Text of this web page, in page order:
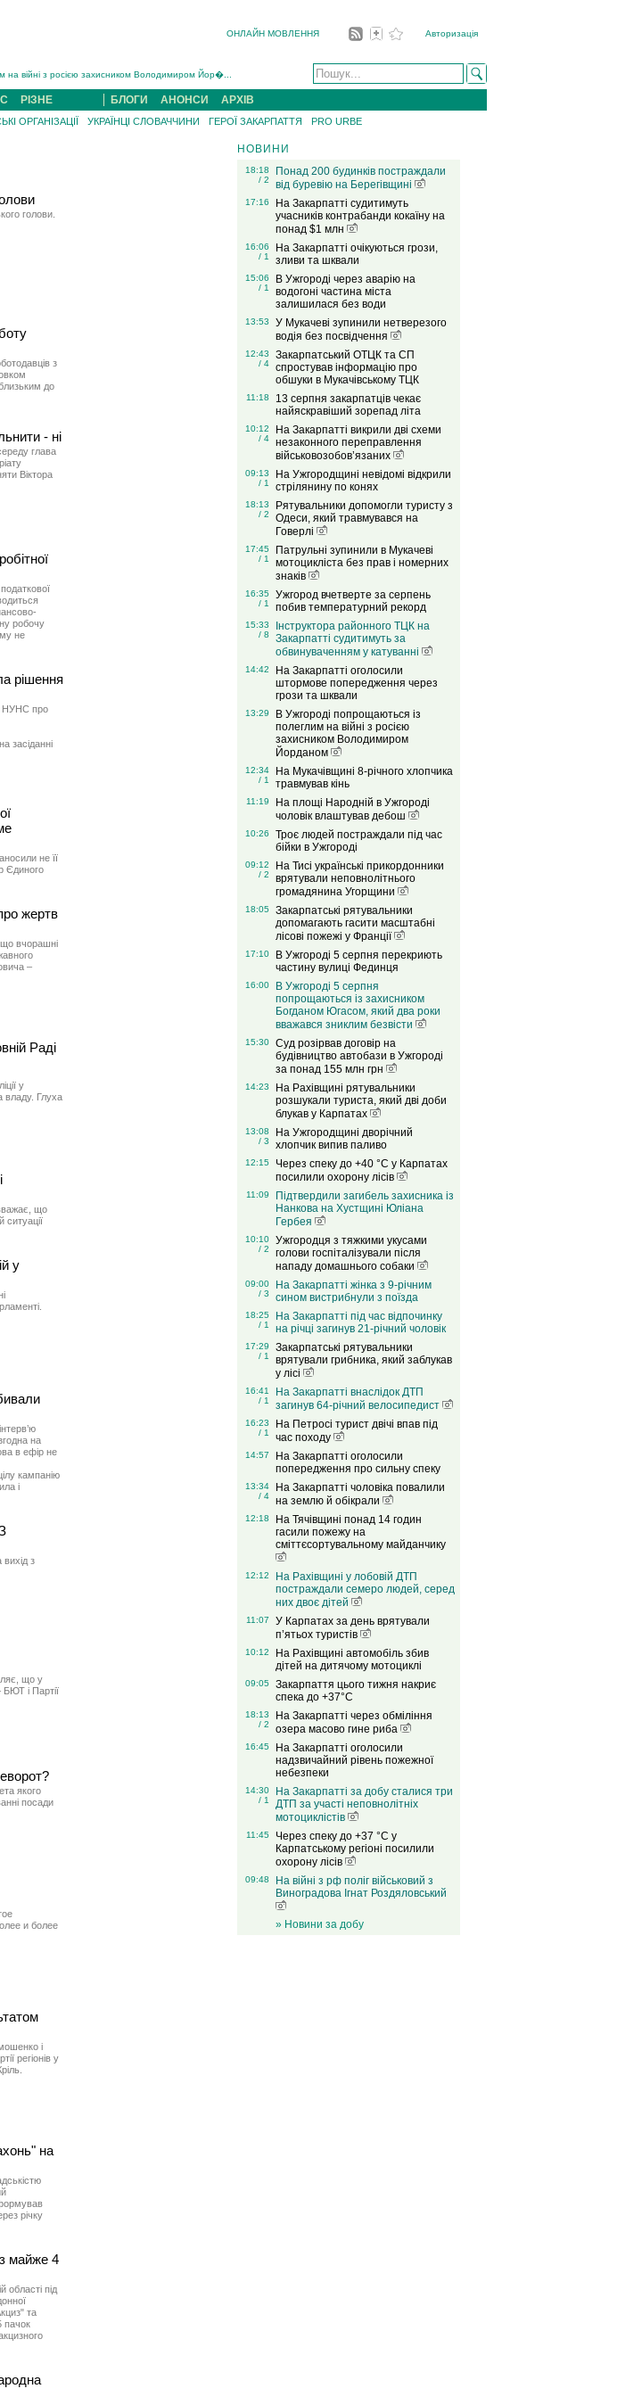
ОНЛАЙН МОВЛЕННЯ
Авторизація
захисником Богданом Югасом, який два роки �...
на Хустщині Юліана Гербея (ФОТО)[/gree...
Ігнат Роздяловський (ФОТО)...
РІЗНЕ БЛОГИ АНОНСИ АРХІВ
ОРГАНІЗАЦІЇ УКРАЇНЦІ СЛОВАЧЧИНИ ГЕРОЇ ЗАКАРПАТТЯ PRO URBE
голови.
з
до
- ні
глава
Віктора
робочу
не
рішення
НУНС про
засіданні
не її
Єдиного
жертв
що вчорашні
–
Раді
у
владу. Глуха
що
у
на
в ефір не
кампанію
і
з
що у
БЮТ і Партії
якого
посади
и более
і
регіонів у
на
річку
майже 4
області під
та
пачок
НОВИНИ
18:18
/ 2
Понад 200 будинків постраждали
від буревію на Берегівщині
17:16
На Закарпатті судитимуть
учасників контрабанди кокаїну на
понад $1 млн
16:06
/ 1
На Закарпатті очікуються грози,
зливи та шквали
15:06
/ 1
В Ужгороді через аварію на
водогоні частина міста
залишилася без води
13:53
У Мукачеві зупинили нетверезого
водія без посвідчення
12:43
/ 4
Закарпатський ОТЦК та СП
спростував інформацію про
обшуки в Мукачівському ТЦК
11:18
13 серпня закарпатців чекає
найяскравіший зорепад літа
10:12
/ 4
На Закарпатті викрили дві схеми
незаконного переправлення
військовозобов’язаних
09:13
/ 1
На Ужгородщині невідомі відкрили
стрілянину по конях
18:13
/ 2
Рятувальники допомогли туристу з
Одеси, який травмувався на
Говерлі
17:45
/ 1
Патрульні зупинили в Мукачеві
мотоцикліста без прав і номерних
знаків
16:35
/ 1
Ужгород вчетверте за серпень
побив температурний рекорд
15:33
/ 8
Інструктора районного ТЦК на
Закарпатті судитимуть за
обвинуваченням у катуванні
14:42
На Закарпатті оголосили
штормове попередження через
грози та шквали
13:29
В Ужгороді попрощаються із
полеглим на війні з росією
захисником Володимиром
Йорданом
12:34
/ 1
На Мукачівщині 8-річного хлопчика
травмував кінь
11:19
На площі Народній в Ужгороді
чоловік влаштував дебош
10:26
Троє людей постраждали під час
бійки в Ужгороді
09:12
/ 2
На Тисі українські прикордонники
врятували неповнолітнього
громадянина Угорщини
18:05
Закарпатські рятувальники
допомагають гасити масштабні
лісові пожежі у Франції
17:10
В Ужгороді 5 серпня перекриють
частину вулиці Фединця
16:00
В Ужгороді 5 серпня
попрощаються із захисником
Богданом Югасом, який два роки
вважався зниклим безвісти
15:30
Суд розірвав договір на
будівництво автобази в Ужгороді
за понад 155 млн грн
14:23
На Рахівщині рятувальники
розшукали туриста, який дві доби
блукав у Карпатах
13:08
/ 3
На Ужгородщині дворічний
хлопчик випив паливо
12:15
Через спеку до +40 °C у Карпатах
посилили охорону лісів
11:09
Підтвердили загибель захисника із
Нанкова на Хустщині Юліана
Гербея
10:10
/ 2
Ужгородця з тяжкими укусами
голови госпіталізували після
нападу домашнього собаки
09:00
/ 3
На Закарпатті жінка з 9-річним
сином вистрибнули з поїзда
18:25
/ 1
На Закарпатті під час відпочинку
на річці загинув 21-річний чоловік
17:29
/ 1
Закарпатські рятувальники
врятували грибника, який заблукав
у лісі
16:41
/ 1
На Закарпатті внаслідок ДТП
загинув 64-річний велосипедист
16:23
/ 1
На Петросі турист двічі впав під
час походу
14:57
На Закарпатті оголосили
попередження про сильну спеку
13:34
/ 4
На Закарпатті чоловіка повалили
на землю й обікрали
12:18
На Тячівщині понад 14 годин
гасили пожежу на
сміттєсортувальному майданчику
12:12
На Рахівщині у лобовій ДТП
постраждали семеро людей, серед
них двоє дітей
11:07
У Карпатах за день врятували
п’ятьох туристів
10:12
На Рахівщині автомобіль збив
дітей на дитячому мотоциклі
09:05
Закарпаття цього тижня накриє
спека до +37°C
18:13
/ 2
На Закарпатті через обміління
озера масово гине риба
16:45
На Закарпатті оголосили
надзвичайний рівень пожежної
небезпеки
14:30
/ 1
На Закарпатті за добу сталися три
ДТП за участі неповнолітніх
мотоциклістів
11:45
Через спеку до +37 °C у
Карпатському регіоні посилили
охорону лісів
09:48
На війні з рф поліг військовий з
Виноградова Ігнат Роздяловський
» Новини за добу